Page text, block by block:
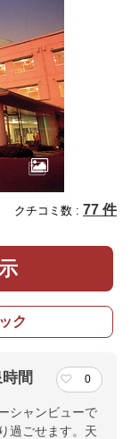
クチコミ数 : 77 件
ク
間 0
シャンビューで
過ごせます。天